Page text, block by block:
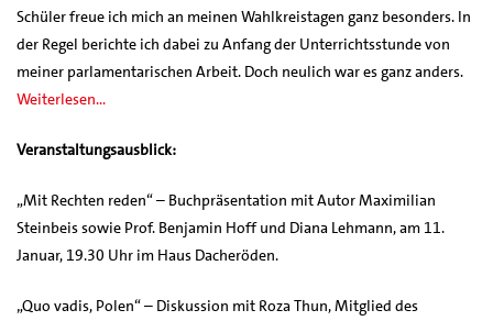
Schüler freue ich mich an meinen Wahlkreistagen ganz besonders. In
der Regel berichte ich dabei zu Anfang der Unterrichtsstunde von
meiner parlamentarischen Arbeit. Doch neulich war es ganz anders.
Weiterlesen…
Veranstaltungsausblick:
„Mit Rechten reden“ – Buchpräsentation mit Autor Maximilian
Steinbeis sowie Prof. Benjamin Hoff und Diana Lehmann, am 11.
Januar, 19.30 Uhr im Haus Dacheröden.
„Quo vadis, Polen“ – Diskussion mit Roza Thun, Mitglied des